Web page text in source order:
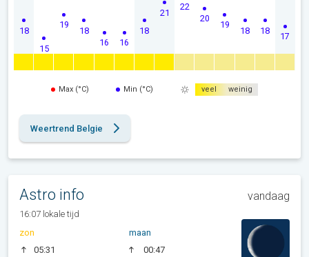
18
15
19
18
16 16
18
21
22
20
19
18 18
17
Max (°C) Min (°C) veel weinig
Weertrend Belgie
Astro info vandaag
16:07 lokale tijd
zon
05:31
maan
00:47